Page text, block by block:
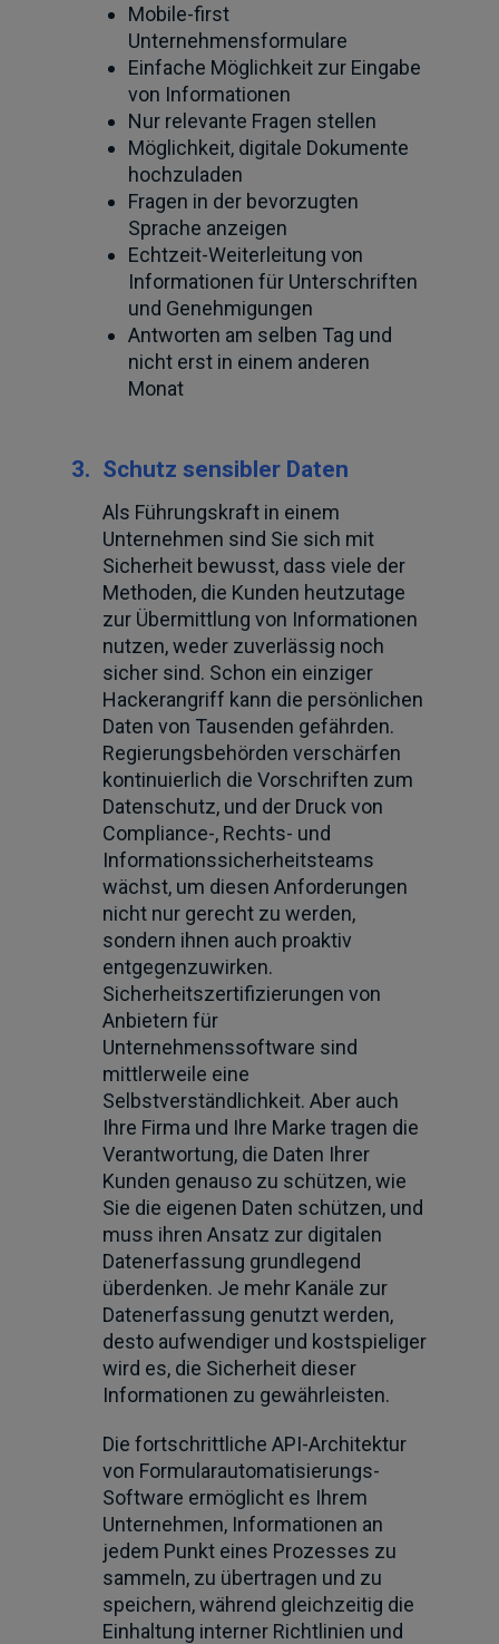
Mobile-first
Unternehmensformulare
Einfache Möglichkeit zur Eingabe
von Informationen
Nur relevante Fragen stellen
Möglichkeit, digitale Dokumente
hochzuladen
Fragen in der bevorzugten
Sprache anzeigen
Echtzeit-Weiterleitung von
Informationen für Unterschriften
und Genehmigungen
Antworten am selben Tag und
nicht erst in einem anderen
Monat
3. Schutz sensibler Daten
Als Führungskraft in einem
Unternehmen sind Sie sich mit
Sicherheit bewusst, dass viele der
Methoden, die Kunden heutzutage
zur Übermittlung von Informationen
nutzen, weder zuverlässig noch
sicher sind. Schon ein einziger
Hackerangriff kann die persönlichen
Daten von Tausenden gefährden.
Regierungsbehörden verschärfen
kontinuierlich die Vorschriften zum
Datenschutz, und der Druck von
Compliance-, Rechts- und
Informationssicherheitsteams
wächst, um diesen Anforderungen
nicht nur gerecht zu werden,
sondern ihnen auch proaktiv
entgegenzuwirken.
Sicherheitszertifizierungen von
Anbietern für
Unternehmenssoftware sind
mittlerweile eine
Selbstverständlichkeit. Aber auch
Ihre Firma und Ihre Marke tragen die
Verantwortung, die Daten Ihrer
Kunden genauso zu schützen, wie
Sie die eigenen Daten schützen, und
muss ihren Ansatz zur digitalen
Datenerfassung grundlegend
überdenken. Je mehr Kanäle zur
Datenerfassung genutzt werden,
desto aufwendiger und kostspieliger
wird es, die Sicherheit dieser
Informationen zu gewährleisten.
Die fortschrittliche API-Architektur
von Formularautomatisierungs-
Software ermöglicht es Ihrem
Unternehmen, Informationen an
jedem Punkt eines Prozesses zu
sammeln, zu übertragen und zu
speichern, während gleichzeitig die
Einhaltung interner Richtlinien und